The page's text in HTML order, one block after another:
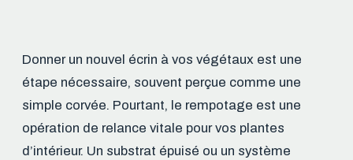
Donner un nouvel écrin à vos végétaux est une
étape nécessaire, souvent perçue comme une
simple corvée. Pourtant, le rempotage est une
opération de relance vitale pour vos plantes
d’intérieur. Un substrat épuisé ou un système